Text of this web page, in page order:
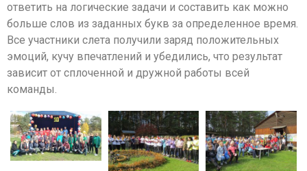
ответить на логические задачи и составить как можно
больше слов из заданных букв за определенное время.
Все участники слета получили заряд положительных
эмоций, кучу впечатлений и убедились, что результат
зависит от сплоченной и дружной работы всей
команды.